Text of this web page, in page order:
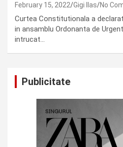
February 15, 2022 Gigi Ilas No
Curtea Constitutionala a
in ansamblu Ordonanta de
intrucat…
Publicitate